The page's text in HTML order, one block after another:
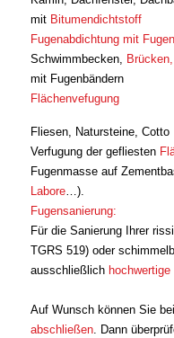
mit Bitumendichtstoff
Fugenabdichtung mit
Schwimmbecken,
mit Fugenbändern
Flächenvefugung
Fliesen, Natursteine, Cotto
Verfugung der gefliesten
Fugenmasse auf
Labore …).
Fugensanierung:
Für die Sanierung Ihrer
TGRS 519) oder
ausschließlich hochwertige
Auf Wunsch können Sie
abschließen . Dann